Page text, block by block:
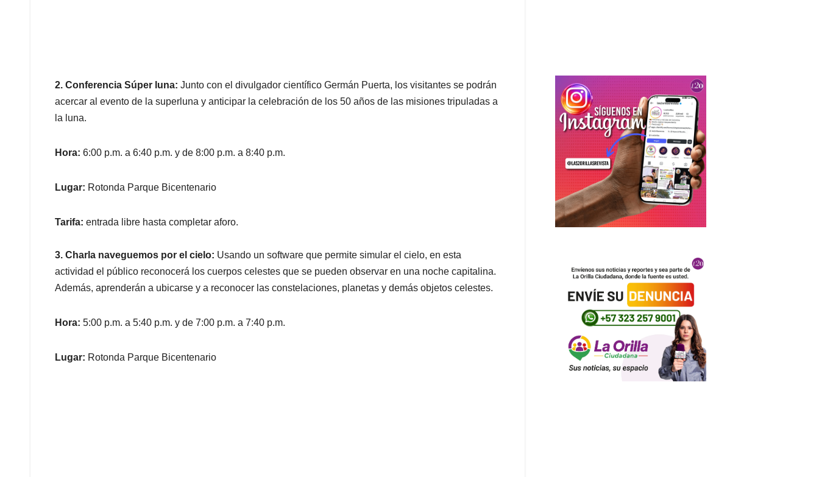
2. Conferencia Súper luna: Junto con el divulgador científico Germán Puerta, los visitantes se podrán
acercar al evento de la superluna y anticipar la celebración de los 50 años de las misiones tripuladas a
la luna.
Hora: 6:00 p.m. a 6:40 p.m. y de 8:00 p.m. a 8:40 p.m.
Lugar: Rotonda Parque Bicentenario
Tarifa: entrada libre hasta completar aforo.
3. Charla naveguemos por el cielo: Usando un software que permite simular el cielo, en esta
actividad el público reconocerá los cuerpos celestes que se pueden observar en una noche capitalina.
Además, aprenderán a ubicarse y a reconocer las constelaciones, planetas y demás objetos celestes.
Hora: 5:00 p.m. a 5:40 p.m. y de 7:00 p.m. a 7:40 p.m.
Lugar: Rotonda Parque Bicentenario